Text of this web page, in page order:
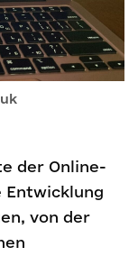
der Online-
Entwicklung
von der